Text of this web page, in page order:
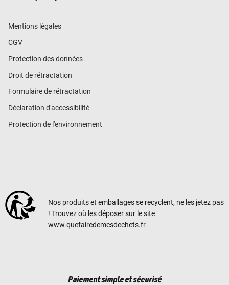
Mentions légales
CGV
Protection des données
Droit de rétractation
Formulaire de rétractation
Déclaration d'accessibilité
Protection de l'environnement
Nos produits et emballages se recyclent, ne les jetez pas
! Trouvez où les déposer sur le site
www.quefairedemesdechets.fr
Paiement simple et sécurisé